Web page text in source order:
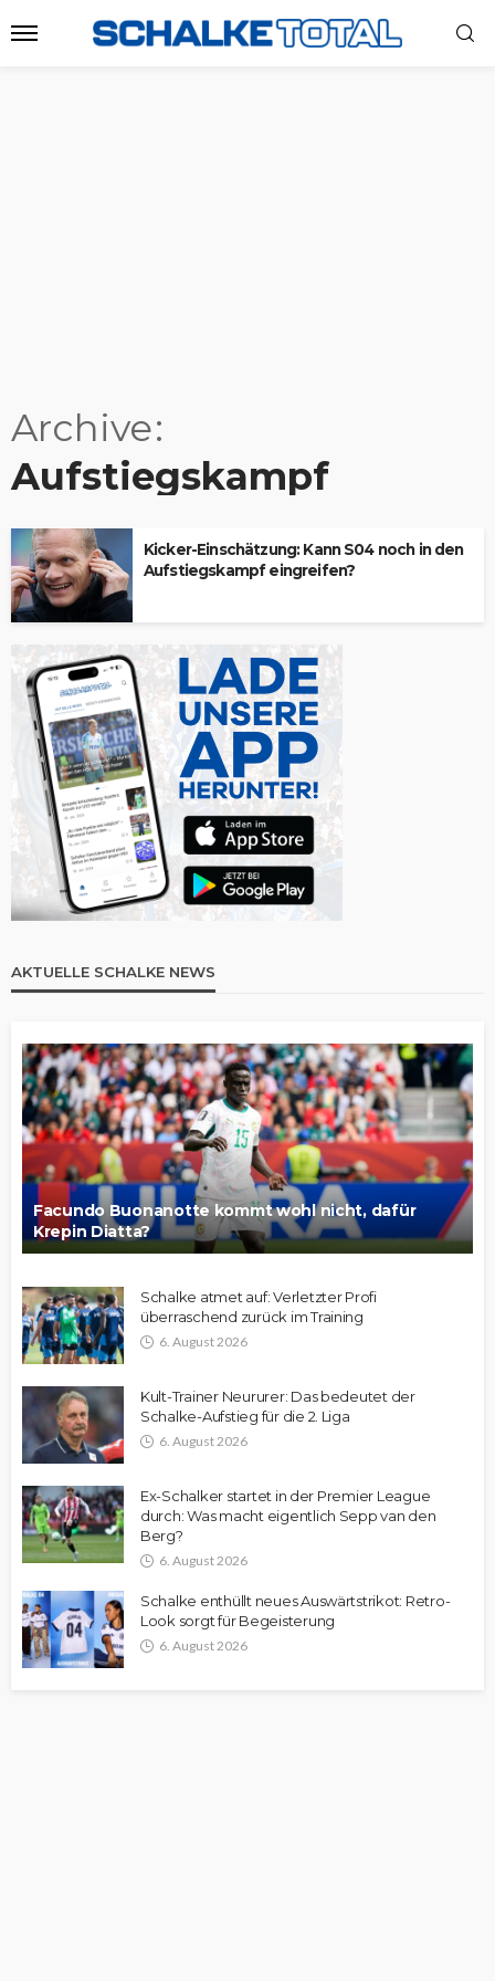
Archive
Aufstiegskampf
Kicker-Einschätzung: Kann S04 noch in den
Aufstiegskampf eingreifen?
AKTUELLE SCHALKE NEWS
Facundo Buonanotte kommt wohl nicht, dafür
Krepin Diatta?
Schalke atmet auf: Verletzter Profi
überraschend zurück im Training
6. August 2026
Kult-Trainer Neururer: Das bedeutet der
Schalke-Aufstieg für die 2. Liga
6. August 2026
Ex-Schalker startet in der Premier League
durch: Was macht eigentlich Sepp van den
Berg?
6. August 2026
Schalke enthüllt neues Auswärtstrikot: Retro-
Look sorgt für Begeisterung
6. August 2026